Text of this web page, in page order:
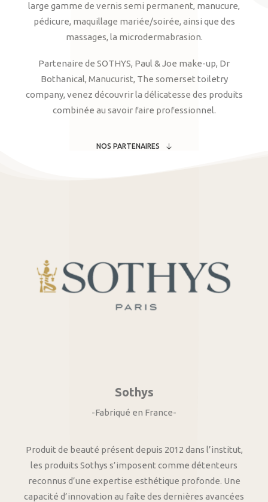
large gamme de vernis semi permanent, manucure,
pédicure, maquillage mariée/soirée, ainsi que des
massages, la microdermabrasion.
Partenaire de SOTHYS, Paul & Joe make-up, Dr
Bothanical, Manucurist, The somerset toiletry
company, venez découvrir la délicatesse des produits
combinée au savoir faire professionnel.
NOS PARTENAIRES
Sothys
-Fabriqué en France-
Produit de beauté présent depuis 2012 dans l’institut,
les produits Sothys s’imposent comme détenteurs
reconnus d’une expertise esthétique profonde. Une
capacité d’innovation au faîte des dernières avancées